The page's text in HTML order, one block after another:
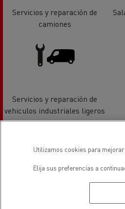
Servicios y reparación de
camiones
Servicios y reparación de
vehiculos industriales ligeros
Utilizamos cookies para
Elija sus preferencias a